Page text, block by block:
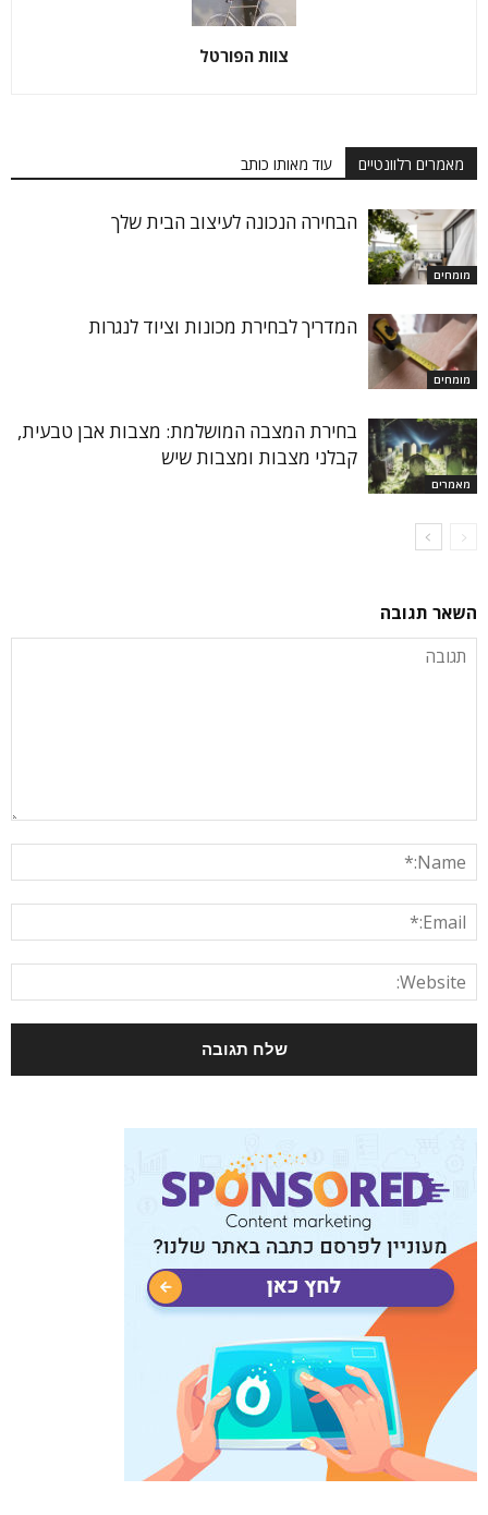
צוות הפורטל
מאמרים רלוונטיים עוד מאותו כותב
מומחים
הבחירה הנכונה לעיצוב הבית שלך
מומחים
המדריך לבחירת מכונות וציוד לנגרות
מאמרים
בחירת המצבה המושלמת: מצבות אבן טבעית,
קבלני מצבות ומצבות שיש
השאר תגובה